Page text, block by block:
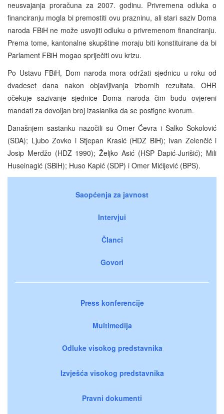
neusvajanja proračuna za 2007. godinu. Privremena odluka o
financiranju mogla bi premostiti ovu prazninu, ali stari saziv Doma
naroda FBiH ne može usvojiti odluku o privremenom financiranju.
Prema tome, kantonalne skupštine moraju biti konstituirane da bi
Parlament FBiH mogao spriječiti ovu krizu.
Po Ustavu FBiH, Dom naroda mora održati sjednicu u roku od
dvadeset dana nakon objavljivanja izbornih rezultata. OHR
očekuje sazivanje sjednice Doma naroda čim budu ovjereni
mandati za dovoljan broj izaslanika da se postigne kvorum.
Današnjem sastanku nazočili su Omer Ćevra i Salko Sokolović
(SDA); Ljubo Zovko i Stjepan Krasić (HDZ BiH); Ivan Zelenčić i
Josip Merdžo (HDZ 1990); Željko Asić (HSP Đapić-Jurišić); Mili
Huseinagić (SBiH); Huso Kapić (SDP) i Omer Mićijević (BPS).
Saopćenja za javnost
Intervjui
Članci
Govori
Press konferencije
Multimedija
Odluke visokog predstavnika
Izvješća visokog predstavnika
Pravni dokumenti